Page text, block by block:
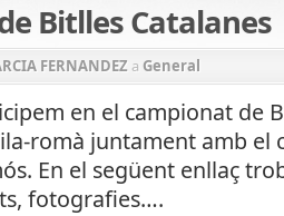
Bitlles Catalanes
FERNANDEZ a General
en el campionat de
romà juntament amb el
En el següent enllaç
fotografies….